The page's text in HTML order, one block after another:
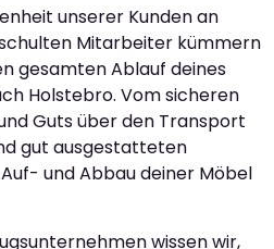
unserer Kunden an
Mitarbeiter kümmern
gesamten Ablauf deines
Holstebro. Vom sicheren
Guts über den Transport
gut ausgestatteten
und Abbau deiner Möbel
wissen wir,